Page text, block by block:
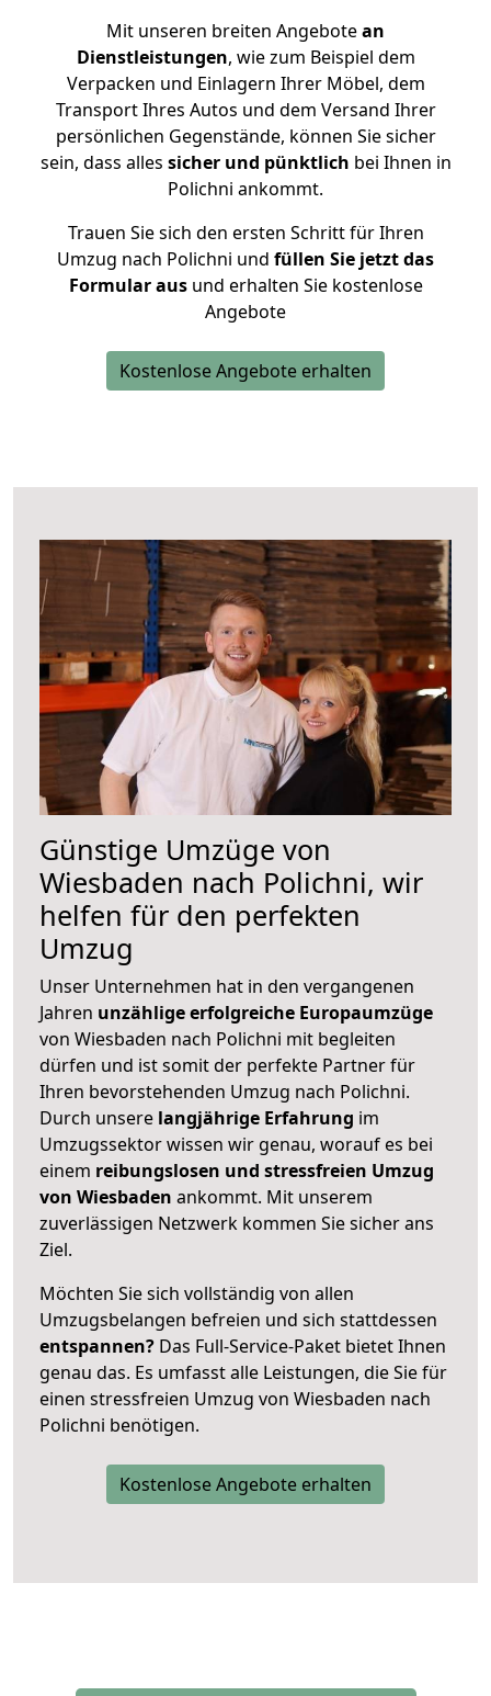
Mit unseren breiten Angebotean
Dienstleistungen, wie zum Beispiel dem
Verpacken und Einlagern Ihrer Möbel, dem
Transport Ihres Autos und dem Versand Ihrer
persönlichen Gegenstände, können Sie sicher
sein, dass alles sicher und pünktlich bei Ihnen in
Polichni ankommt.
Trauen Sie sich den ersten Schritt für Ihren
Umzug nach Polichni und füllen Sie jetzt das
Formular ausund erhalten Sie kostenlose
Angebote
Kostenlose Angebote erhalten
Günstige Umzüge von
Wiesbaden nach Polichni, wir
helfen für den perfekten
Umzug
Unser Unternehmen hat in den vergangenen
Jahren unzählige erfolgreiche Europaumzüge
von Wiesbaden nach Polichni mit begleiten
dürfen und ist somit der perfekte Partner für
Ihren bevorstehenden Umzug nach Polichni.
Durch unsere langjährige Erfahrung im
Umzugssektor wissen wir genau, worauf es bei
einem reibungslosen und stressfreien Umzug
von Wiesbaden ankommt. Mit unserem
zuverlässigen Netzwerk kommen Sie sicher ans
Ziel.
Möchten Sie sich vollständig von allen
Umzugsbelangen befreien und sich stattdessen
entspannen? Das Full-Service-Paket bietet Ihnen
genau das. Es umfasst alle Leistungen, die Sie für
einen stressfreien Umzug von Wiesbaden nach
Polichni benötigen.
Kostenlose Angebote erhalten